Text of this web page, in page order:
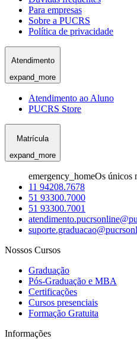
Para empresas
Sobre a PUCRS
Política de privacidade
Atendimento
expand_more
Atendimento ao Aluno
PUCRS Store
Matrícula
expand_more
emergency_homeOs únicos
11 94208.7678
51 93300.7000
51 93300.7001
Nossos Cursos
Graduação
Pós-Graduação e MBA
Certificações
Cursos presenciais
Formação Gratuita
Informações